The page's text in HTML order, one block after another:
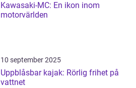
Kawasaki-MC: En ikon inom
motorvärlden
10 september 2025
Uppblåsbar kajak: Rörlig frihet på
vattnet